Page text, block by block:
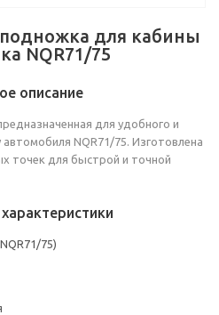
для кабины
NQR71/75
описание
для удобного и
автомобиля NQR71/75. Изготовлена
точек для быстрой и точной
75)